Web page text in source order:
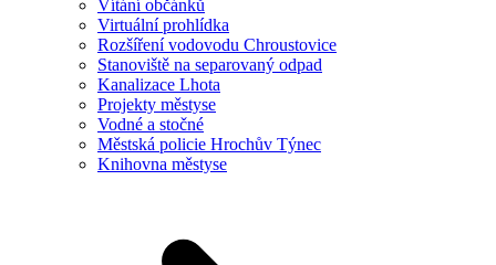
Vítání občánků
Virtuální prohlídka
Rozšíření vodovodu Chroustovice
Stanoviště na separovaný odpad
Kanalizace Lhota
Projekty městyse
Vodné a stočné
Městská policie Hrochův Týnec
Knihovna městyse